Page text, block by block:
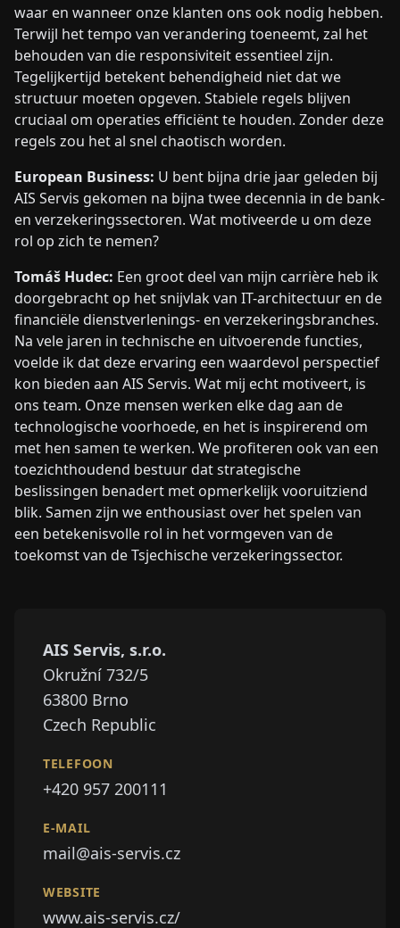
waar en wanneer onze klanten ons ook nodig hebben.
Terwijl het tempo van verandering toeneemt, zal het
behouden van die responsiviteit essentieel zijn.
Tegelijkertijd betekent behendigheid niet dat we
structuur moeten opgeven. Stabiele regels blijven
cruciaal om operaties efficiënt te houden. Zonder deze
regels zou het al snel chaotisch worden.
European Business: U bent bijna drie jaar geleden bij
AIS Servis gekomen na bijna twee decennia in de bank-
en verzekeringssectoren. Wat motiveerde u om deze
rol op zich te nemen?
Tomáš Hudec: Een groot deel van mijn carrière heb ik
doorgebracht op het snijvlak van IT-architectuur en de
financiële dienstverlenings- en verzekeringsbranches.
Na vele jaren in technische en uitvoerende functies,
voelde ik dat deze ervaring een waardevol perspectief
kon bieden aan AIS Servis. Wat mij echt motiveert, is
ons team. Onze mensen werken elke dag aan de
technologische voorhoede, en het is inspirerend om
met hen samen te werken. We profiteren ook van een
toezichthoudend bestuur dat strategische
beslissingen benadert met opmerkelijk vooruitziend
blik. Samen zijn we enthousiast over het spelen van
een betekenisvolle rol in het vormgeven van de
toekomst van de Tsjechische verzekeringssector.
AIS Servis, s.r.o.
Okružní 732/5
63800 Brno
Czech Republic
TELEFOON
+420 957 200111
E-MAIL
mail@ais-servis.cz
WEBSITE
www.ais-servis.cz/